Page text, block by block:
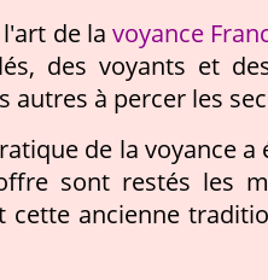
de la voyance
des voyants et
autres à percer les
de la voyance
sont restés les
cette ancienne